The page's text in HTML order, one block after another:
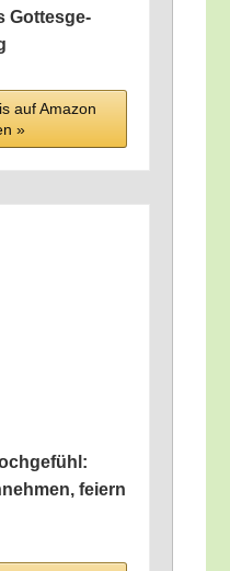
Got­tes­ge­
auf Ama­zon
»
fei­ern